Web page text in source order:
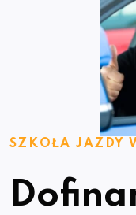
SZKOŁA JAZDY